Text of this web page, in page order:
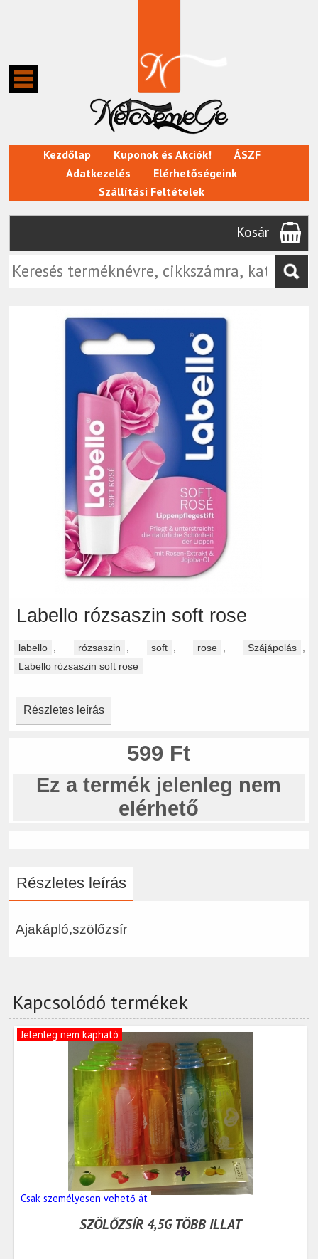
Kezdőlap Kuponok és Akciók!
ÁSZF
Adatkezelés
Elérhetőségeink
Szállítási Feltételek
Kosár
Labello rózsaszin soft rose
labello rózsaszin soft rose Szájápolás
Labello rózsaszin soft rose
Részletes leírás
599 Ft
Ez a termék jelenleg nem
elérhető
Részletes leírás
Ajakápló,szölőzsír
Kapcsolódó termékek
Jelenleg nem kapható
Csak személyesen vehető át
SZÖLŐZSÍR 4,5G TÖBB ILLAT